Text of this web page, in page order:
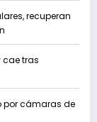
recuperan
cae tras
por cámaras de